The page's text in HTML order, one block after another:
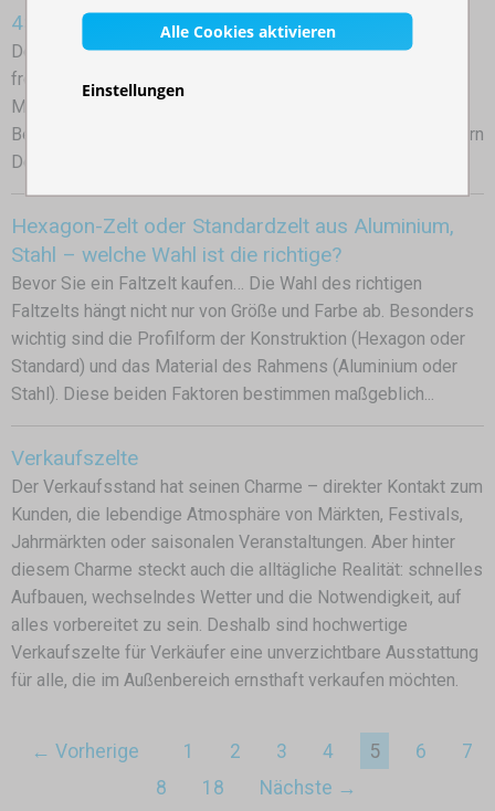
4×4 m Faltzelte
Deine geheime Waffe für erfolgreiche Veranstaltungen! Ob
fröhliche Gartenparty, elegante Hochzeit oder lebhafter
Marktstand – das 4×4 m Gartenpavillon besteht jede
Bewährungsprobe. Es ist nicht nur ein Sonnenschutz, sondern
Dein mobiles, temporäres Zentrum, das Dich überallhin...
Hexagon-Zelt oder Standardzelt aus Aluminium,
Stahl – welche Wahl ist die richtige?
Bevor Sie ein Faltzelt kaufen… Die Wahl des richtigen
Faltzelts hängt nicht nur von Größe und Farbe ab. Besonders
wichtig sind die Profilform der Konstruktion (Hexagon oder
Standard) und das Material des Rahmens (Aluminium oder
Stahl). Diese beiden Faktoren bestimmen maßgeblich...
Verkaufszelte
Der Verkaufsstand hat seinen Charme – direkter Kontakt zum
Kunden, die lebendige Atmosphäre von Märkten, Festivals,
Jahrmärkten oder saisonalen Veranstaltungen. Aber hinter
diesem Charme steckt auch die alltägliche Realität: schnelles
Aufbauen, wechselndes Wetter und die Notwendigkeit, auf
alles vorbereitet zu sein. Deshalb sind hochwertige
Verkaufszelte für Verkäufer eine unverzichtbare Ausstattung
für alle, die im Außenbereich ernsthaft verkaufen möchten.
← Vorherige 1 2 3 4 5 6
7
8
18 Nächste →
Alle Cookies aktivieren
Einstellungen